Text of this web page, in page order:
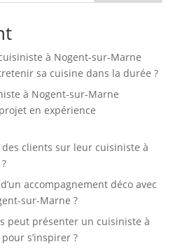
à Nogent-sur-Marne
sa cuisine dans la durée ?
à Nogent-sur-Marne
en expérience
clients sur leur cuisiniste à
accompagnement déco avec
sur-Marne ?
peut présenter un cuisiniste à
s’inspirer ?